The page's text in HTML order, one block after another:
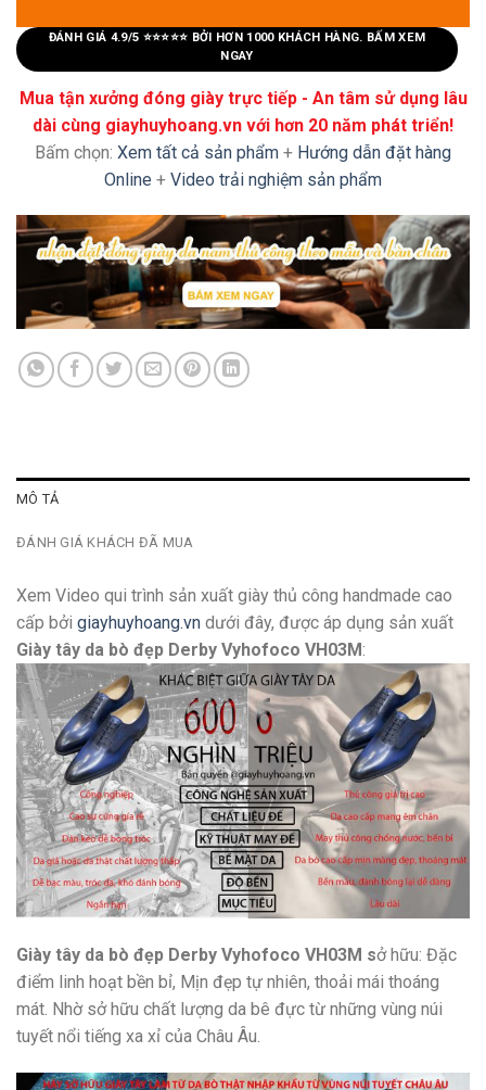
ĐÁNH GIÁ 4.9/5 ⭐⭐⭐⭐⭐ BỞI HƠN 1000 KHÁCH HÀNG. BẤM XEM
NGAY
Mua tận xưởng đóng giày trực tiếp - An tâm sử dụng lâu
dài cùng giayhuyhoang.vn với hơn 20 năm phát triển!
Bấm chọn: Xem tất cả sản phẩm + Hướng dẫn đặt hàng
Online + Video trải nghiệm sản phẩm
MÔ TẢ
ĐÁNH GIÁ KHÁCH ĐÃ MUA
Xem Video qui trình sản xuất giày thủ công handmade cao
cấp bởi giayhuyhoang.vn dưới đây, được áp dụng sản xuất
Giày tây da bò đẹp Derby Vyhofoco VH03M:
Giày tây da bò đẹp Derby Vyhofoco VH03M sở hữu: Đặc
điểm linh hoạt bền bỉ, Mịn đẹp tự nhiên, thoải mái thoáng
mát. Nhờ sở hữu chất lượng da bê đực từ những vùng núi
tuyết nổi tiếng xa xỉ của Châu Âu.